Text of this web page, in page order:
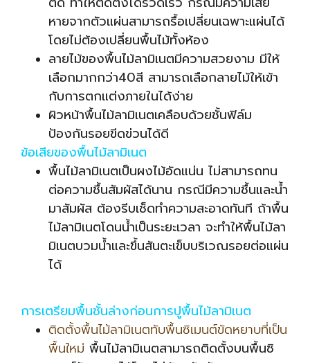
หายจากตัวแผ่นสามารถรื้อเปลี่ยนเฉพาะแผ่นได้
โดยไม่ต้องเปลี่ยนพื้นไม้ทั้งห้อง
ลายไม้ของพื้นไม้ลามิเนตมีความสวยงาม มีให้
เลือกมากกว่า40สี สามารถเลือกลายไม้ให้เข้า
กับการตกแต่งภายในได้ง่าย
ผิวหน้าพื้นไม้ลามิเนตเคลือบด้วยชั้นฟิล์ม
ป้องกันรอยขีดข่วนได้ดี
ข้อเสียของพื้นไม้ลามิเนต
พื้นไม้ลามิเนตเป็นผงไม้อัดแน่น ไม่สามารถทน
ต่อความชื้นสัมผัสได้นาน กรณีมีความชื้นและน้ำ
มาสัมผัส ต้องรีบเช็ดทำความสะอาดทันที ถ้าพื้น
ไม้ลามิเนตโดนน้ำเป็นระยะเวลา จะทำให้พื้นไม้ลา
มิเนตบวมน้ำและขึ้นสันตะเข็บบริเวณรอยต่อแผ่น
ได้
การเตรียมพื้นชั้นล่างก่อนการปูพื้นไม้ลามิเนต
ติดตั้งพื้นไม้ลามิเนตทับพื้นซิเมนต์ขัดหยาบที่เป็น
พื้นใหม่ พื้นไม้ลามิเนตสามารถติดตั้งบนพื้นซิ